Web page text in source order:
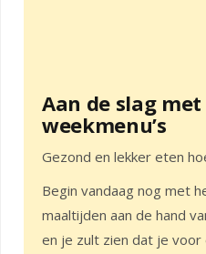
Aan de slag
weekmenu’s
Gezond en lekker eten
Begin vandaag nog met
maaltijden aan de hand
en je zult zien dat je